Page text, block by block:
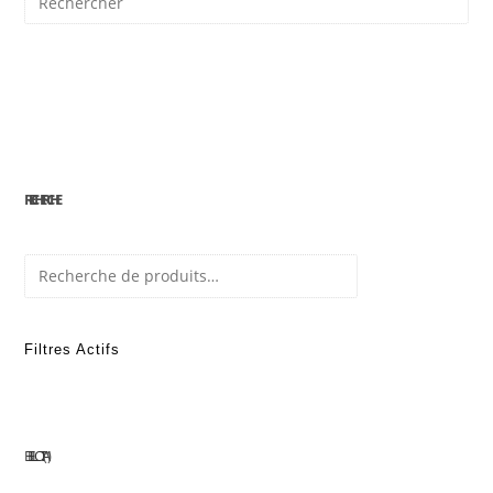
RECHERCHE
Filtres Actifs
BELLOTA1